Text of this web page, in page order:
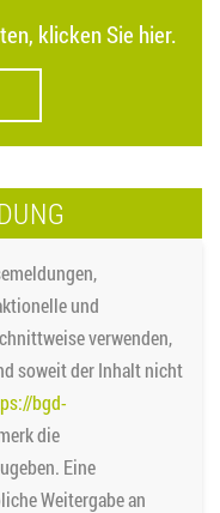
klicken Sie hier.
und
verwenden,
soweit der Inhalt nicht
bgd-
die
Eine
Weitergabe an